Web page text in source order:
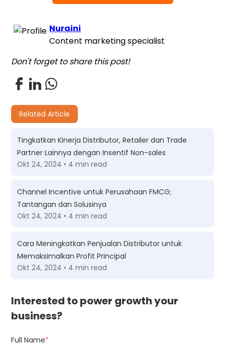
Nuraini
Content marketing specialist
Don't forget to share this post!
Related Article
Tingkatkan Kinerja Distributor, Retailer dan Trade
Partner Lainnya dengan Insentif Non-sales
Okt 24, 2024 • 4 min read
Channel Incentive untuk Perusahaan FMCG;
Tantangan dan Solusinya
Okt 24, 2024 • 4 min read
Cara Meningkatkan Penjualan Distributor untuk
Memaksimalkan Profit Principal
Okt 24, 2024 • 4 min read
Interested to power growth your
business?
Full Name*